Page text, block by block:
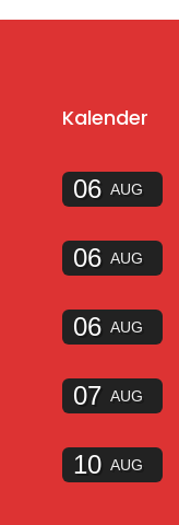
Kalender
06 AUG
06 AUG
06 AUG
07 AUG
10 AUG